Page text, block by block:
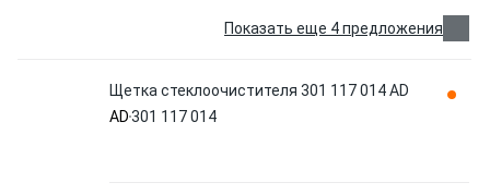
Показать еще 4 предложения
Щетка стеклоочистителя 301 117 014 AD
AD301 117 014